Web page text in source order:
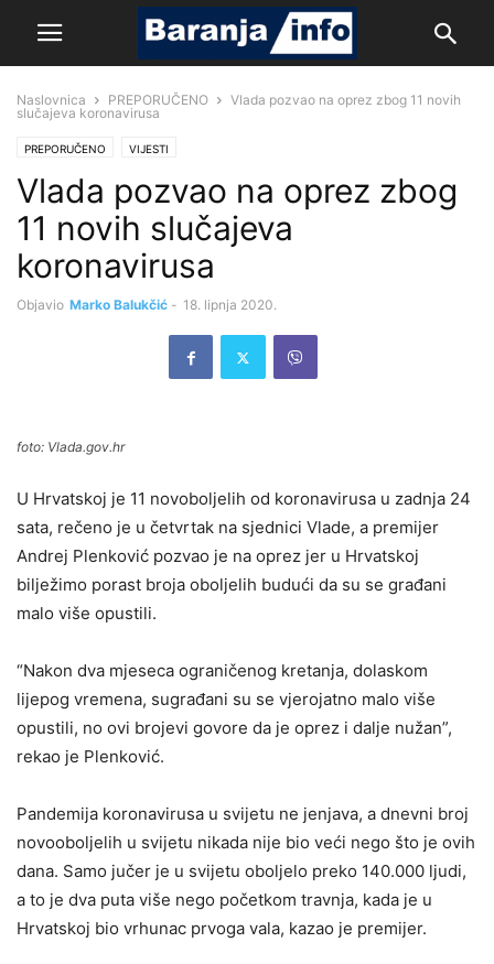
Naslovnica PREPORUČENO
Vlada pozvao na oprez zbog 11 novih
slučajeva koronavirusa
PREPORUČENO VIJESTI
Vlada pozvao na oprez zbog
11 novih slučajeva
koronavirusa
Objavio Marko Balukčić - 18. lipnja 2020.
foto: Vlada.gov.hr
U Hrvatskoj je 11 novoboljelih od koronavirusa u zadnja 24
sata, rečeno je u četvrtak na sjednici Vlade, a premijer
Andrej Plenković pozvao je na oprez jer u Hrvatskoj
bilježimo porast broja oboljelih budući da su se građani
malo više opustili.
“Nakon dva mjeseca ograničenog kretanja, dolaskom
lijepog vremena, sugrađani su se vjerojatno malo više
opustili, no ovi brojevi govore da je oprez i dalje nužan”,
rekao je Plenković.
Pandemija koronavirusa u svijetu ne jenjava, a dnevni broj
novooboljelih u svijetu nikada nije bio veći nego što je ovih
dana. Samo jučer je u svijetu oboljelo preko 140.000 ljudi,
a to je dva puta više nego početkom travnja, kada je u
Hrvatskoj bio vrhunac prvoga vala, kazao je premijer.